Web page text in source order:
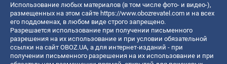
Использование любых материалов (в том числе фото- и видео-),
размещенных на этом сайте https://www.obozrevatel.com и на всех
его поддоменах, в любом виде строго запрещено.
Разрешается использование при получении письменного
разрешения на их использование и при условии обязательной
ссылки на сайт OBOZ.UA, а для интернет-изданий - при
получении письменного разрешения на их использование и при